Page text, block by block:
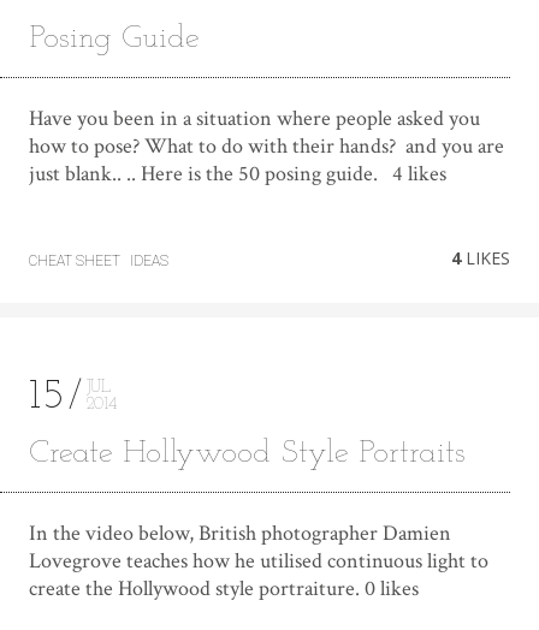
Posing Guide
Have you been in a situation where people asked you
how to pose? What to do with their hands? and you are
just blank.. .. Here is the 50 posing guide. 4 likes
CHEAT SHEET IDEAS 4LIKES
15
JUL
2014
Create Hollywood Style Portraits
In the video below, British photographer Damien
Lovegrove teaches how he utilised continuous light to
create the Hollywood style portraiture. 0 likes